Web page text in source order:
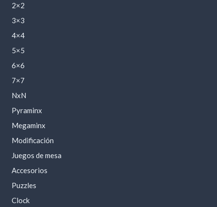
2×2
3×3
4×4
5×5
6×6
7×7
NxN
Pyraminx
Megaminx
Modificación
Juegos de mesa
Accesorios
Puzzles
Clock